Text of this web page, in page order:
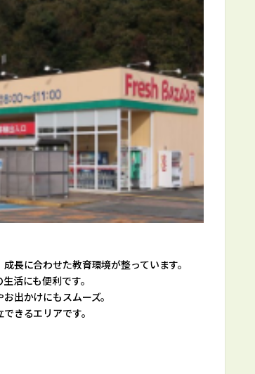
長に合わせた教育環境が整っています。
活にも便利です。
出かけにもスムーズ。
きるエリアです。